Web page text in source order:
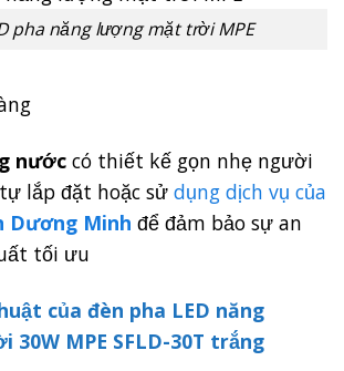
pha năng lượng mặt trời MPE
nước có thiết kế gọn nhẹ người
lắp đặt hoặc sử dụng dịch vụ của
Dương Minh để đảm bảo sự an
tối ưu
của đèn pha LED năng
MPE SFLD-30T trắng